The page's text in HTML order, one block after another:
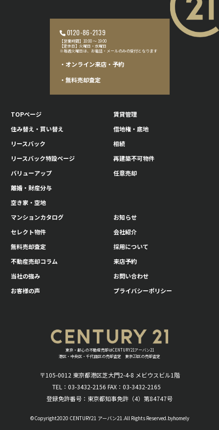
0120-86-2139
【営業時間】10:00 〜 19:00
【定休日】火曜日・水曜日
※毎週火曜日は、お電話・メールのみの受付となります
・オンライン来店・予約
・無料売却査定
TOPページ
住み替え・買い替え
リースバック
リースバック特設ページ
バリューアップ
離婚・財産分与
空き家・空地
賃貸管理
借地権・底地
相続
再建築不可物件
任意売却
マンションカタログ
セレクト物件
無料売却査定
不動産売却コラム
当社の強み
お客様の声
お知らせ
会社紹介
採用について
来店予約
お問い合わせ
プライバシーポリシー
東京・都心の不動産売却はCENTURY21アーバン21
港区・中央区・千代田区の売却査定 東京23区の売却査定
〒105-0012 東京都港区芝大門2-4-8 メビウスビル1階
TEL：03-3432-2156 FAX：03-3432-2165
登録免許番号：東京都知事免許（4）第84747号
©Copyright2020 CENTURY21 アーバン21.All Rights Reserved.byhomely